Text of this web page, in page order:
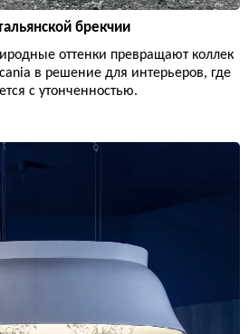
брекчии
оттенки превращают коллек
в решение для интерьеров, где
с утонченностью.